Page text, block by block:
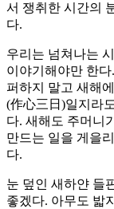
서 쟁취한 시간의
다.
우리는 넘쳐나는
이야기해야만 한
퍼하지 말고 새해
(作心三日)일지라
다. 새해도 주머니
만드는 일을 게을
다.
눈 덮인 새하얀 들
좋겠다. 아무도 밟